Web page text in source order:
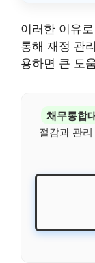
이러한 이유
통해 재정 관
용하면 큰 도
채무통합
절감과 관